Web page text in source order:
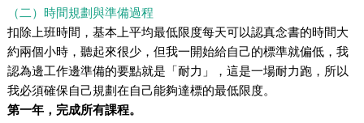
（二）時間規劃與準備過程
扣除上班時間，基本上平均最低限度每天可以認真念書的時間大
約兩個小時，聽起來很少，但我一開始給自己的標準就偏低，我
認為邊工作邊準備的要點就是「耐力」，這是一場耐力跑，所以
我必須確保自己規劃在自己能夠達標的最低限度。
第一年，完成所有課程。